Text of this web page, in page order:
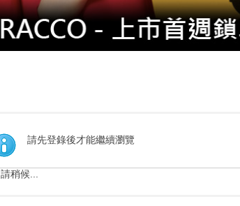
請先登錄後才能繼續瀏覽
請稍候...